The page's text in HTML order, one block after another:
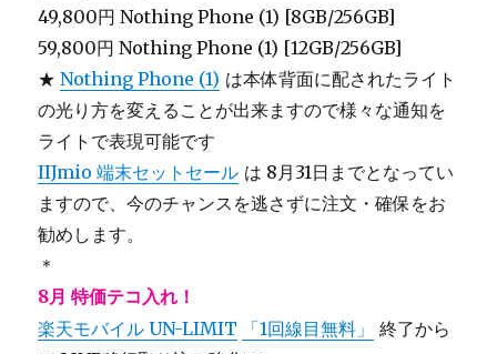
49,800円 Nothing Phone (1) [8GB/256GB]
59,800円 Nothing Phone (1) [12GB/256GB]
★Nothing Phone (1) は本体背面に配されたライト
の光り方を変えることが出来ますので様々な通知を
ライトで表現可能です
IIJmio 端末セットセール は 8月31日までとなってい
ますので、今のチャンスを逃さずに注文・確保をお
勧めします。
＊
8月 特価テコ入れ！
楽天モバイル UN-LIMIT
「1回線目無料」
終了から